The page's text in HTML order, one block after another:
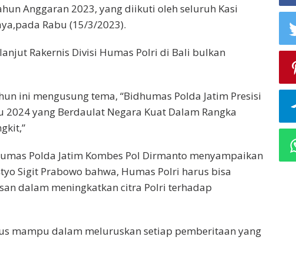
Anggaran 2023, yang diikuti oleh seluruh Kasi
Rabu (15/3/2023).
Rakernis Divisi Humas Polri di Bali bulkan
ini mengusung tema, “Bidhumas Polda Jatim Presisi
yang Berdaulat Negara Kuat Dalam Rangka
Polda Jatim Kombes Pol Dirmanto menyampaikan
Sigit Prabowo bahwa, Humas Polri harus bisa
dalam meningkatkan citra Polri terhadap
mampu dalam meluruskan setiap pemberitaan yang